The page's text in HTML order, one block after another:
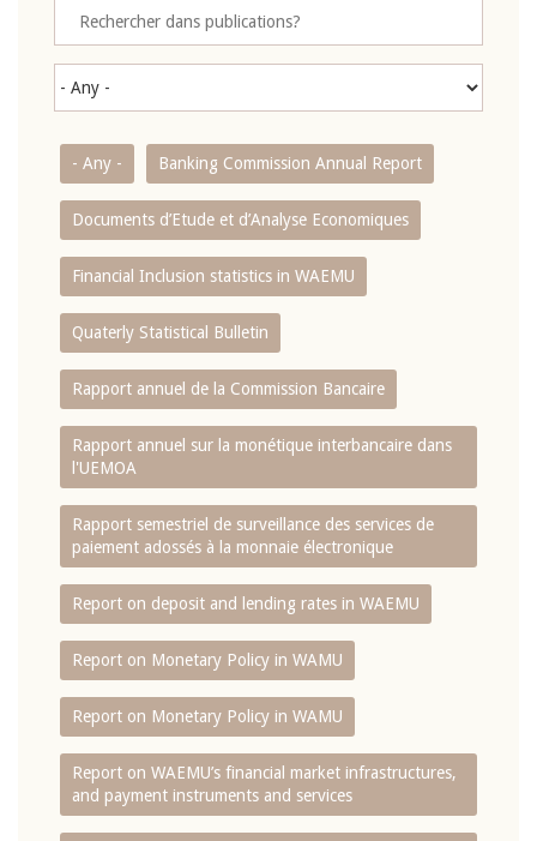
- Any - Banking Commission Annual Report
Documents d’Etude et d’Analyse Economiques
Financial Inclusion statistics in WAEMU
Quaterly Statistical Bulletin
Rapport annuel de la Commission Bancaire
Rapport annuel sur la monétique interbancaire dans
l'UEMOA
Rapport semestriel de surveillance des services de
paiement adossés à la monnaie électronique
Report on deposit and lending rates in WAEMU
Report on Monetary Policy in WAMU
Report on Monetary Policy in WAMU
Report on WAEMU’s financial market infrastructures,
and payment instruments and services